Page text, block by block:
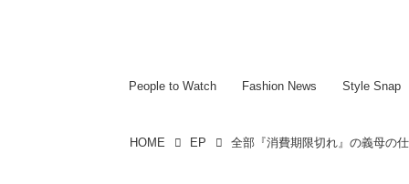
People to Watch Fashion News Style Snap
HOME EP